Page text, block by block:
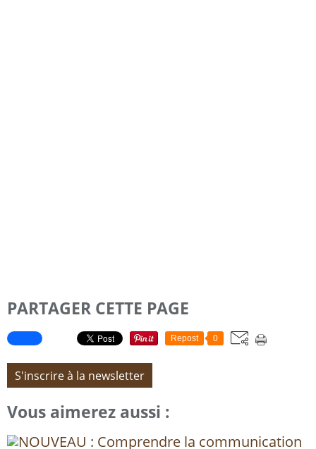
PARTAGER CETTE PAGE
Repost 0
S'inscrire à la newsletter
Vous aimerez aussi :